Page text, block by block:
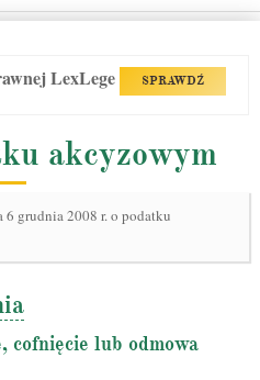
LexLege SPRAWDŹ
akcyzowym
6 grudnia 2008 r. o podatku
cofnięcie lub odmowa